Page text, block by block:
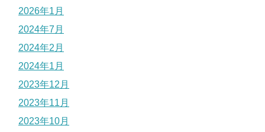
2026年1月
2024年7月
2024年2月
2024年1月
2023年12月
2023年11月
2023年10月